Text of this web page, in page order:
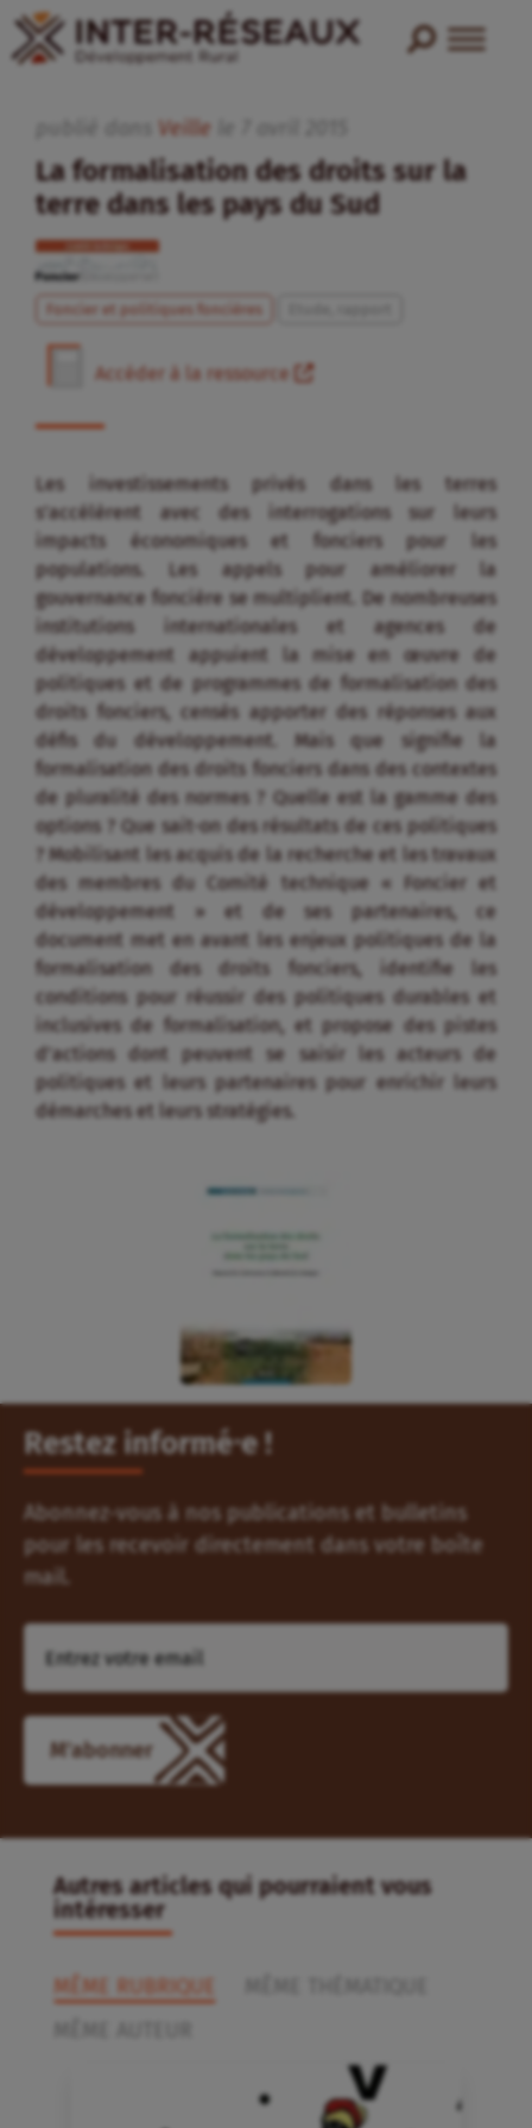
Veille
La formalisation des droits sur la
terre dans les pays du Sud
Foncier et politiques foncières
Accéder à la ressource
Les investissements privés dans les terres
s’accélèrent avec des interrogations sur leurs
impacts économiques et fonciers pour les
populations. Les appels pour améliorer la
gouvernance foncière se multiplient. De nombreuses
institutions internationales et agences de
développement appuient la mise en œuvre de
politiques et de programmes de formalisation des
droits fonciers, censés apporter des réponses aux
défis du développement. Mais que signifie la
formalisation des droits fonciers dans des contextes
de pluralité des normes ? Quelle est la gamme des
options ? Que sait-on des résultats de ces politiques
? Mobilisant les acquis de la recherche et les travaux
des membres du Comité technique « Foncier et
développement » et de ses partenaires, ce
document met en avant les enjeux politiques de la
formalisation des droits fonciers, identifie les
conditions pour réussir des politiques durables et
inclusives de formalisation, et propose des pistes
d’actions dont peuvent se saisir les acteurs de
politiques et leurs partenaires pour enrichir leurs
démarches et leurs stratégies.
Restez informé⸱e !
Abonnez-vous à nos publications et bulletins
pour les recevoir directement dans votre boîte
mail.
Autres articles qui pourraient vous
intéresser
MÊME RUBRIQUE